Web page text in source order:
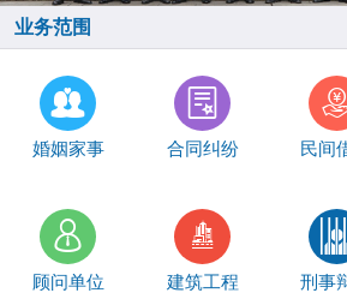
业务范围
婚姻家事 合同纠纷 民间
顾问单位 建筑工程 刑事